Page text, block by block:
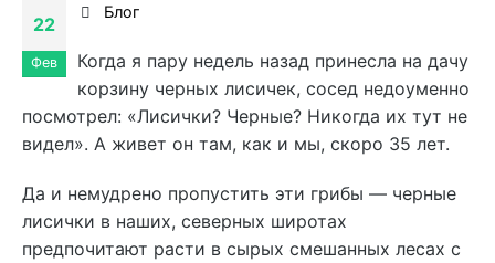
22
Фев
Блог
Когда я пару недель назад принесла на дачу
корзину черных лисичек, сосед недоуменно
посмотрел: «Лисички? Черные? Никогда их тут не
видел». А живет он там, как и мы, скоро 35 лет.
Да и немудрено пропустить эти грибы — черные
лисички в наших, северных широтах
предпочитают расти в сырых смешанных лесах с